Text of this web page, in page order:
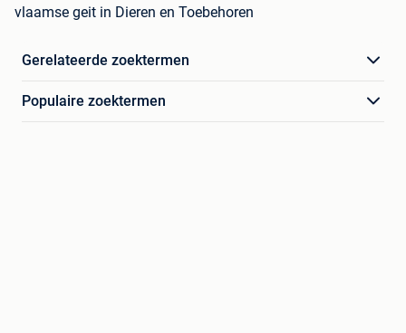
vlaamse geit in Dieren en Toebehoren
Gerelateerde zoektermen
Populaire zoektermen